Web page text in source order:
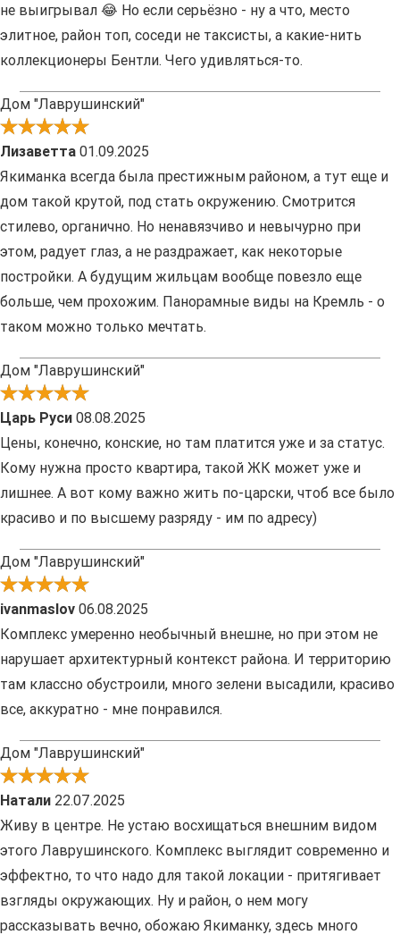
не выигрывал 😂 Но если серьёзно - ну а что, место
элитное, район топ, соседи не таксисты, а какие-нить
коллекционеры Бентли. Чего удивляться-то.
Дом "Лаврушинский"
Лизаветта 01.09.2025
Якиманка всегда была престижным районом, а тут еще и
дом такой крутой, под стать окружению. Смотрится
стилево, органично. Но ненавязчиво и невычурно при
этом, радует глаз, а не раздражает, как некоторые
постройки. А будущим жильцам вообще повезло еще
больше, чем прохожим. Панорамные виды на Кремль - о
таком можно только мечтать.
Дом "Лаврушинский"
Царь Руси 08.08.2025
Цены, конечно, конские, но там платится уже и за статус.
Кому нужна просто квартира, такой ЖК может уже и
лишнее. А вот кому важно жить по-царски, чтоб все было
красиво и по высшему разряду - им по адресу)
Дом "Лаврушинский"
ivanmaslov 06.08.2025
Комплекс умеренно необычный внешне, но при этом не
нарушает архитектурный контекст района. И территорию
там классно обустроили, много зелени высадили, красиво
все, аккуратно - мне понравился.
Дом "Лаврушинский"
Натали 22.07.2025
Живу в центре. Не устаю восхищаться внешним видом
этого Лаврушинского. Комплекс выглядит современно и
эффектно, то что надо для такой локации - притягивает
взгляды окружающих. Ну и район, о нем могу
рассказывать вечно, обожаю Якиманку, здесь много